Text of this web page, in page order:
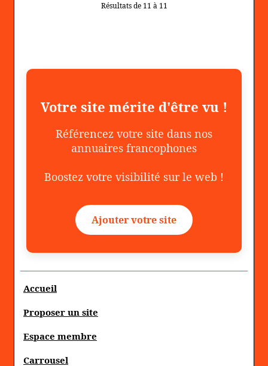
Résultats de 11 à 11
Votre site mérite d'être vu !
Référencez votre site dans nos
annuaires francophones
Boostez votre visibilité sur le web !
Ajouter votre site
Accueil
Proposer un site
Espace membre
Carrousel